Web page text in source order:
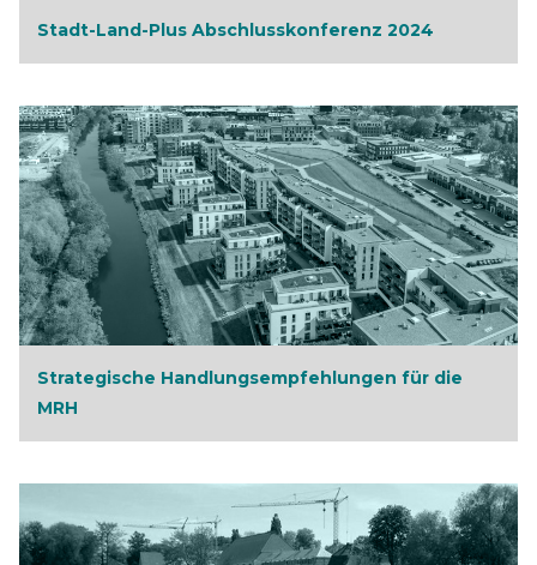
Stadt-Land-Plus Abschlusskonferenz 2024
Strategische Handlungsempfehlungen für die
MRH